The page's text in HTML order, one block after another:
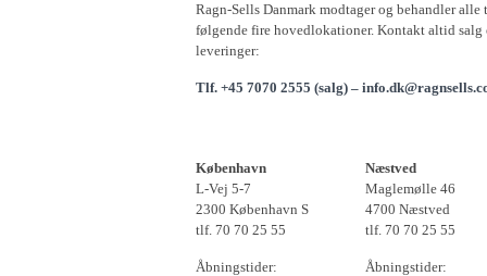
Ragn-Sells Danmark modtager og behandler alle
følgende fire hovedlokationer. Kontakt altid
leveringer:
Tlf. +45 7070 2555 (salg) –
København
L-Vej 5-7
2300 København S
tlf. 70 70 25 55
Åbningstider:
Næstved
Maglemølle 46
4700 Næstved
tlf. 70 70 25 55
Åbningstider: